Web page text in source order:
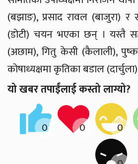
(बझाङ), प्रसाद रावल (बाजुरा) र
(डोटी) चयन भएका छन् । यस्तै
(अछाम), गितु केसी (कैलाली),
कोषाध्यक्षमा कृतिका बडाल
यो खबर तपाईंलाई कस्तो लाग्यो?